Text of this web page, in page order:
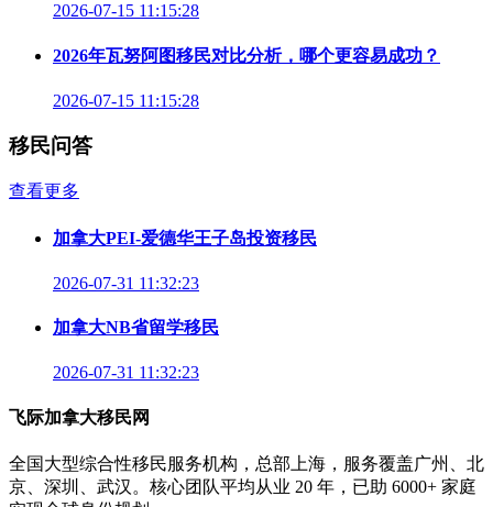
2026-07-15 11:15:28
2026年瓦努阿图移民对比分析，哪个更容易成功？
2026-07-15 11:15:28
移民问答
查看更多
加拿大PEI-爱德华王子岛投资移民
2026-07-31 11:32:23
加拿大NB省留学移民
2026-07-31 11:32:23
飞际加拿大移民网
全国大型综合性移民服务机构，总部上海，服务覆盖广州、北
京、深圳、武汉。核心团队平均从业 20 年，已助 6000+ 家庭